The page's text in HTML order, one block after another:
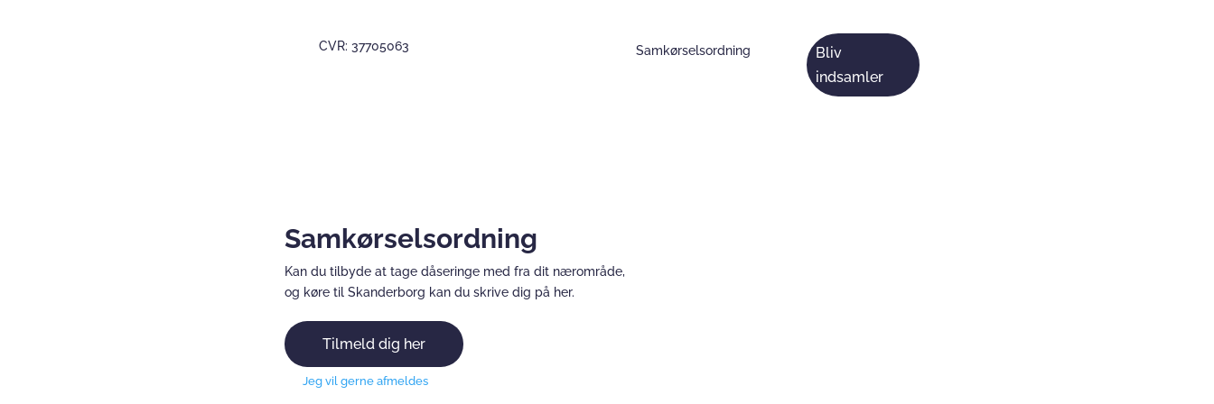
CVR: 37705063 Samkørselsordning
Bliv
indsamler
Samkørselsordning
Kan du tilbyde at tage dåseringe med fra dit nærområde,
og køre til Skanderborg kan du skrive dig på her.
Tilmeld dig her
Jeg vil gerne afmeldes